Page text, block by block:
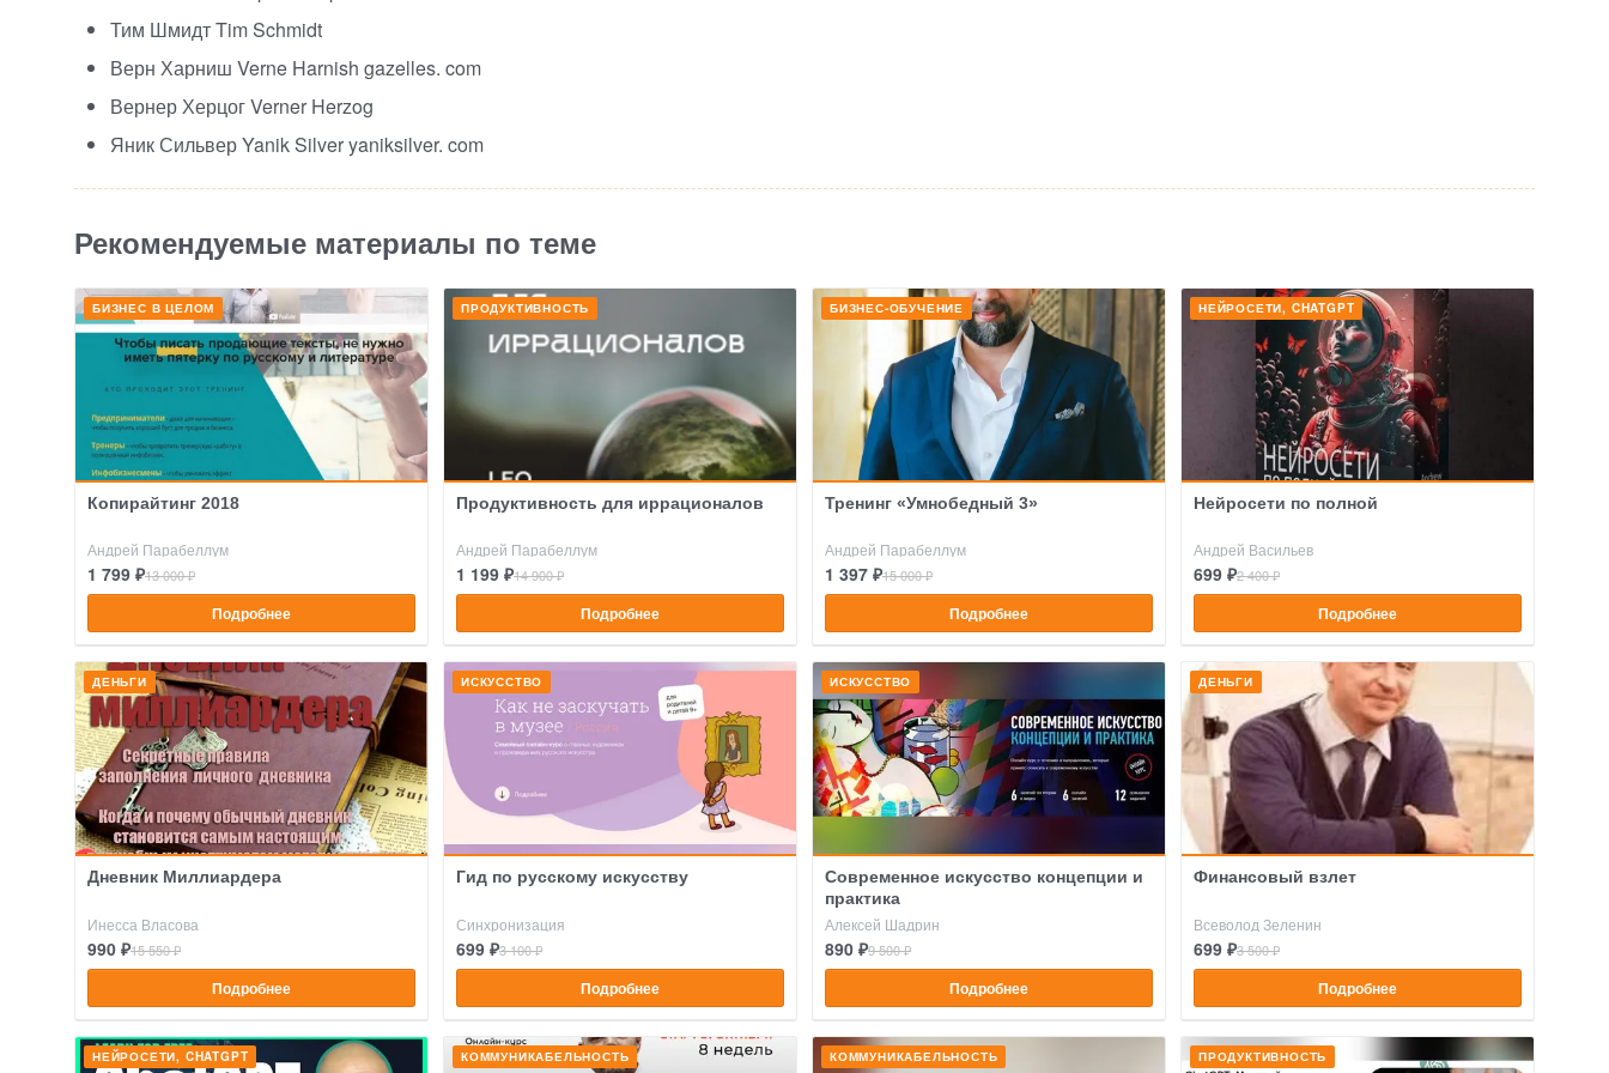
Тим Шмидт Tim Schmidt
Верн Харниш Verne Harnish gazelles. com
Вернер Херцог Verner Herzog
Яник Сильвер Yanik Silver yaniksilver. com
Рекомендуемые материалы по теме
БИЗНЕС В ЦЕЛОМ
Копирайтинг 2018
Андрей Парабеллум
1 799 ₽13 000 ₽
Подробнее
ПРОДУКТИВНОСТЬ
Продуктивность для иррационалов
Андрей Парабеллум
1 199 ₽14 900 ₽
Подробнее
БИЗНЕС-ОБУЧЕНИЕ
Тренинг «Умнобедный 3»
Андрей Парабеллум
1 397 ₽15 000 ₽
Подробнее
НЕЙРОСЕТИ, CHATGPT
Нейросети по полной
Андрей Васильев
699 ₽2 400 ₽
Подробнее
ДЕНЬГИ
Дневник Миллиардера
Инесса Власова
990 ₽15 550 ₽
Подробнее
ИСКУССТВО
Гид по русскому искусству
Синхронизация
699 ₽3 100 ₽
Подробнее
ИСКУССТВО
Современное искусство концепции и
практика
Алексей Шадрин
890 ₽9 500 ₽
Подробнее
ДЕНЬГИ
Финансовый взлет
Всеволод Зеленин
699 ₽3 500 ₽
Подробнее
НЕЙРОСЕТИ, CHATGPT КОММУНИКАБЕЛЬНОСТЬ КОММУНИКАБЕЛЬНОСТЬ ПРОДУКТИВНОСТЬ